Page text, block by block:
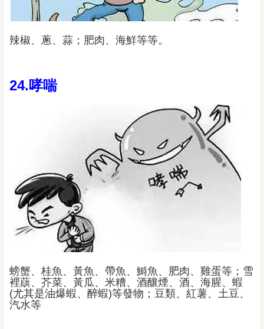
辣椒、蔥、蒜；肥肉、海鮮等等。
24.哮喘
螃蟹、桂魚、黃魚、帶魚、鰣魚、肥肉、雞蛋等；雪
裡蕻、芥菜、黃瓜、米糟、酒釀煙、酒、海腥、蝦
(尤其是油爆蝦、醉蝦)等發物；豆類、紅薯、土豆、
汽水等